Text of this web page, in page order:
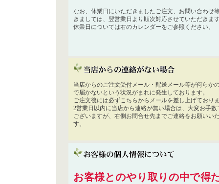
なお、休業日にいただきましたご注文、お問い合わせ
きましては、翌営業日より順次対応させていただきま
休業日については右のカレンダーをご参照ください。
当店からのご注文受付メール・配送メール等が何らか
で届かないという状況がまれに発生しております。
ご注文後には必ずこちらからメールを差し上げており
2営業日以内に当店から連絡が無い場合は、大変お手数
ございますが、右側お問合せ先までご連絡をお願いい
す。
お客様とのやり取りの中で得